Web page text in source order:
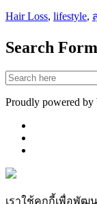
Hair Loss, lifestyle,
Search Form
Proudly powered by
เราใช้คุกกี้เพื่อพัฒ